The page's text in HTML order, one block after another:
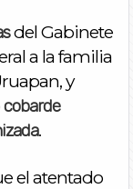
del Gabinete
a la familia
y
cobarde
.
el atentado